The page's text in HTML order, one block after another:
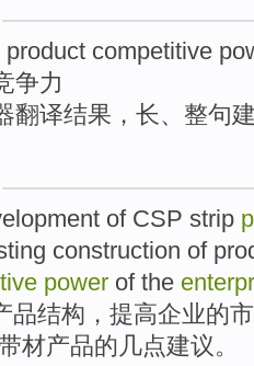
product competitive
争力
翻译结果，长、整句
of CSP strip
construction of
power ofthe
品结构 ， 提高企业的
材产品的几点建议。